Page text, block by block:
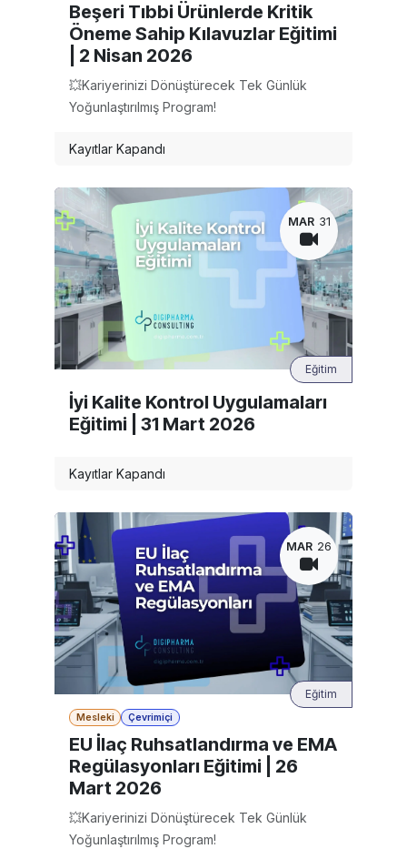
Beşeri Tıbbi Ürünlerde Kritik
Öneme Sahip Kılavuzlar Eğitimi
| 2 Nisan 2026
💥Kariyerinizi Dönüştürecek Tek Günlük
Yoğunlaştırılmış Program!
Kayıtlar Kapandı
MAR 31
İyi Kalite Kontrol Uygulamaları
Eğitimi | 31 Mart 2026
Eğitim
Kayıtlar Kapandı
MAR 26
Mesleki Çevrimiçi
EU İlaç Ruhsatlandırma ve EMA
Regülasyonları Eğitimi | 26
Mart 2026
💥Kariyerinizi Dönüştürecek Tek Günlük
Yoğunlaştırılmış Program!
Eğitim